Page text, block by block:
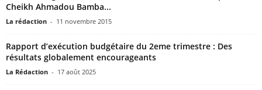
Cheikh Ahmadou Bamba...
La rédaction - 11 novembre 2015
Rapport d’exécution budgétaire du 2eme trimestre : Des
résultats globalement encourageants
La Rédaction - 17 août 2025